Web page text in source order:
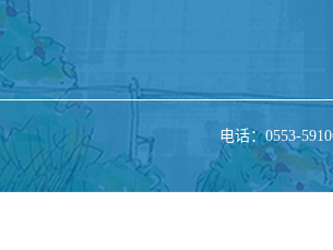
电话：0553-